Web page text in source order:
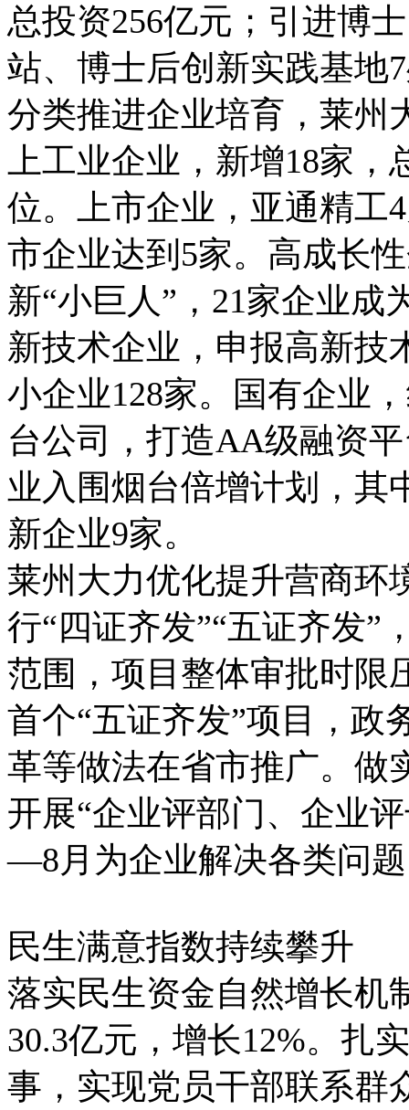
总投资256亿元；引进博
站、博士后创新实践基地
分类推进企业培育，莱州
上工业企业，新增18家
位。上市企业，亚通精工
市企业达到5家。高成长
新“小巨人”，21家企业成
新技术企业，申报高新技
小企业128家。国有企业
台公司，打造AA级融资
业入围烟台倍增计划，其
新企业9家。
莱州大力优化提升营商环
行“四证齐发”“五证齐发”
范围，项目整体审批时限
首个“五证齐发”项目，政
革等做法在省市推广。做
开展“企业评部门、企业
—8月为企业解决各类问题
民生满意指数持续攀升
落实民生资金自然增长
30.3亿元，增长12%。扎
事，实现党员干部联系群